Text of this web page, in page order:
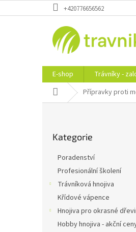
na
+420776656562
E-shop Trávníky -
Domů Přípravky proti
kategorie
Kategorie
Poradenství
Profesionální školení
Trávníková hnojiva
Křídové vápence
Hnojiva pro okrasné
Hobby hnojiva - akční